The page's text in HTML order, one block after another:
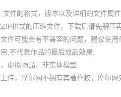
件的格式，版本以及详细的文件属
格式的压缩文件，下载后请先解压
件可能会有不兼容的问题，建议使用
,不代表作品的最后成品效果;
虚拟物品，非实体模型;